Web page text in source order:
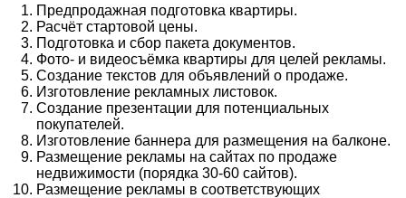
Предпродажная подготовка квартиры.
Расчёт стартовой цены.
Подготовка и сбор пакета документов.
Фото- и видеосъёмка квартиры для целей рекламы.
Создание текстов для объявлений о продаже.
Изготовление рекламных листовок.
Создание презентации для потенциальных
покупателей.
Изготовление баннера для размещения на балконе.
Размещение рекламы на сайтах по продаже
недвижимости (порядка 30-60 сайтов).
Размещение рекламы в соответствующих